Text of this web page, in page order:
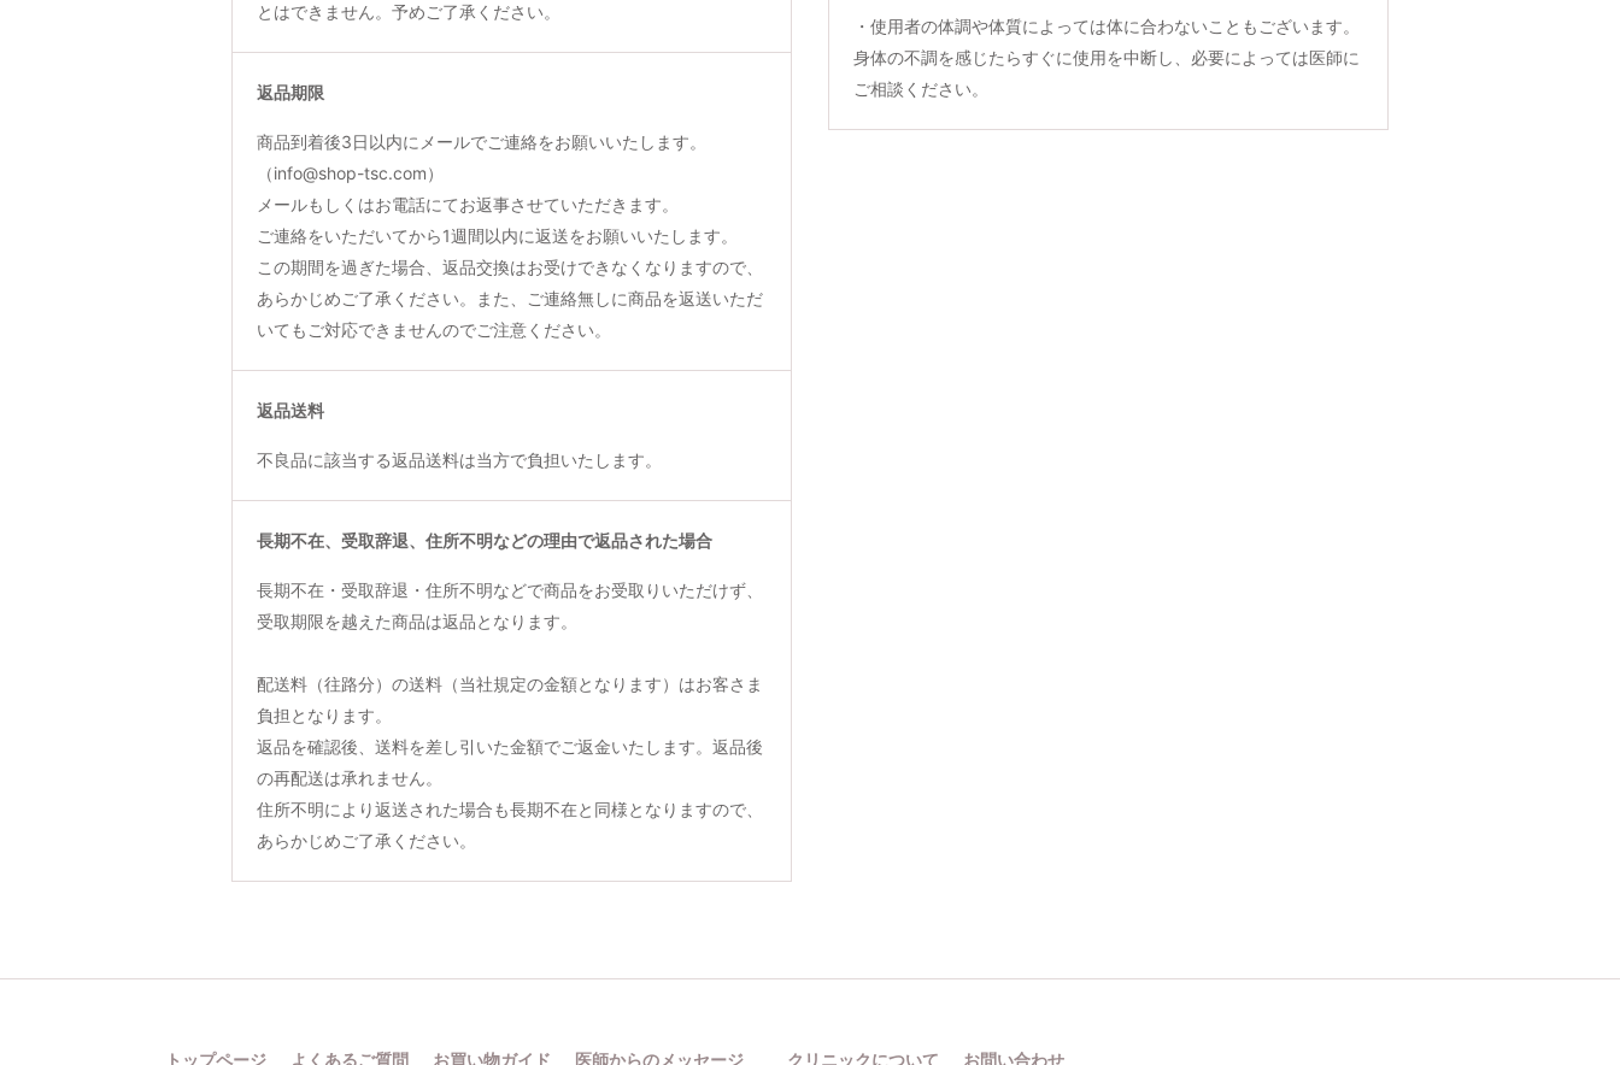
とはできません。予めご了承ください。
返品期限
商品到着後3日以内にメールでご連絡をお願いいたします。
（info@shop-tsc.com）
メールもしくはお電話にてお返事させていただきます。
ご連絡をいただいてから1週間以内に返送をお願いいたします。
この期間を過ぎた場合、返品交換はお受けできなくなりますので、
あらかじめご了承ください。また、ご連絡無しに商品を返送いただ
いてもご対応できませんのでご注意ください。
返品送料
不良品に該当する返品送料は当方で負担いたします。
長期不在、受取辞退、住所不明などの理由で返品された場合
長期不在・受取辞退・住所不明などで商品をお受取りいただけず、
受取期限を越えた商品は返品となります。
配送料（往路分）の送料（当社規定の金額となります）はお客さま
負担となります。
返品を確認後、送料を差し引いた金額でご返金いたします。返品後
の再配送は承れません。
住所不明により返送された場合も長期不在と同様となりますので、
あらかじめご了承ください。
・使用者の体調や体質によっては体に合わないこともございます。
身体の不調を感じたらすぐに使用を中断し、必要によっては医師に
ご相談ください。
トップページ よくあるご質問 お買い物ガイド 医師からのメッセージ クリニックについて お問い合わせ